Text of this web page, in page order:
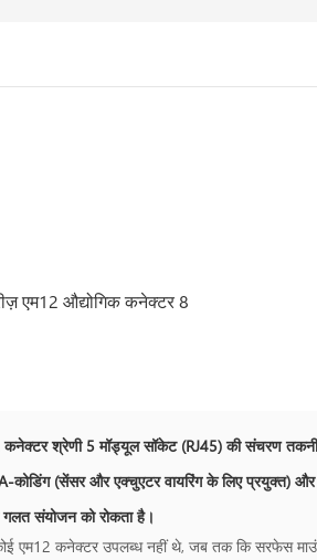
श्रेणी 5 मॉड्यूल सॉकेट (RJ45) की संचरण
कोडिंग (सेंसर और एक्चुएटर वायरिंग के लिए प्रयुक्त)
संयोजन को रोकता है।
कोई एम12 कनेक्टर उपलब्ध नहीं थे, जब तक कि सरफेस